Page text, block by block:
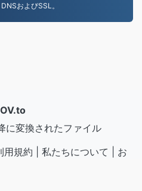
およびSSL。
に変換されたファイル
用規約 私たちについて
お